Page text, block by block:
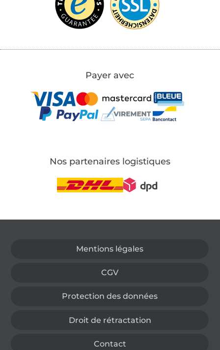
Payer avec
Nos partenaires logistiques
Mentions légales
CGV
Protection des données
Droit de rétractation
Contact